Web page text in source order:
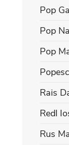
Pop
Pop
Pop
Rais
Redl
Rus